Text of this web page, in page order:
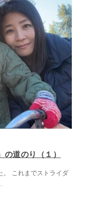
の道のり（１）
。 これまでストライダ